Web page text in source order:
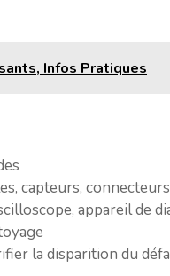
Infos Pratiques
capteurs,
appareil de
la disparition du